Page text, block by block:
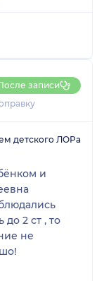
записи
детского ЛОРа
и
2 ст , то
не